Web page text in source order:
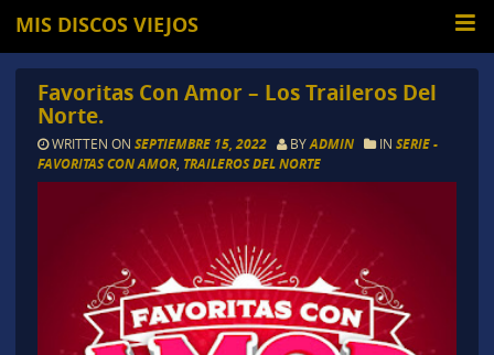
MIS DISCOS VIEJOS
Favoritas Con Amor – Los Traileros Del
Norte.
WRITTEN ON SEPTIEMBRE 15, 2022 BYADMIN IN SERIE -
FAVORITAS CON AMOR, TRAILEROS DEL NORTE